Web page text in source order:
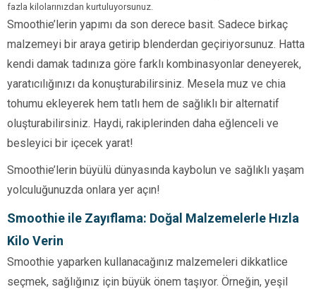
fazla kilolarınızdan kurtuluyorsunuz.
Smoothie’lerin yapımı da son derece basit. Sadece birkaç
malzemeyi bir araya getirip blenderdan geçiriyorsunuz. Hatta
kendi damak tadınıza göre farklı kombinasyonlar deneyerek,
yaratıcılığınızı da konuşturabilirsiniz. Mesela muz ve chia
tohumu ekleyerek hem tatlı hem de sağlıklı bir alternatif
oluşturabilirsiniz. Haydi, rakiplerinden daha eğlenceli ve
besleyici bir içecek yarat!
Smoothie’lerin büyülü dünyasında kaybolun ve sağlıklı yaşam
yolculuğunuzda onlara yer açın!
Smoothie ile Zayıflama: Doğal Malzemelerle Hızla
Kilo Verin
Smoothie yaparken kullanacağınız malzemeleri dikkatlice
seçmek, sağlığınız için büyük önem taşıyor. Örneğin, yeşil